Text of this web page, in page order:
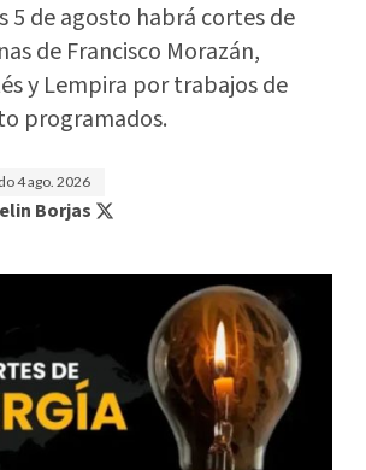
5 de agosto habrá cortes de
de Francisco Morazán,
y Lempira por trabajos de
programados.
4 ago. 2026
Borjas